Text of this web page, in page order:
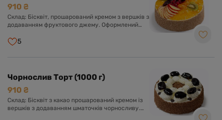
910 ₴
Склад: Бісквіт, прошарований кремом з вершків з
додаванням фруктового джему. Оформлений
прозорому желе.
5
Чорнослив Торт (1000 г)
910 ₴
Склад: Бісквіт з какао прошарований кремом із
вершків з додаванням шматочків чорносливу.